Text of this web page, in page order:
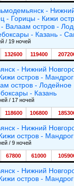
-
- Горицы - Кижи
- Валаам остров -
- Казань -
/ 19 ночей
132600 119400
- Нижний
остров -
остров -
- Казань
/ 17 ночей
118600 106800
- Нижний
остров -
/ 9 ночей
67800 61000
- Нижний
остров -